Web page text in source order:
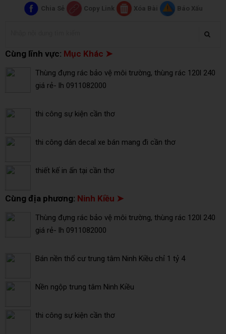
Chia Sẻ Copy Link Xóa Bài Báo Xấu
Cùng lĩnh vực: Mục Khác ➤
Thùng đựng rác bảo vệ môi trường, thùng rác 120l 240
giá rẻ- lh 0911082000
thi công sự kiện cần thơ
thi công dán decal xe bán mang đi cần thơ
thiết kế in ấn tại cần thơ
Cùng địa phương: Ninh Kiều ➤
Thùng đựng rác bảo vệ môi trường, thùng rác 120l 240
giá rẻ- lh 0911082000
Bán nền thổ cư trung tâm Ninh Kiều chỉ 1 tỷ 4
Nền ngộp trung tâm Ninh Kiều
thi công sự kiện cần thơ